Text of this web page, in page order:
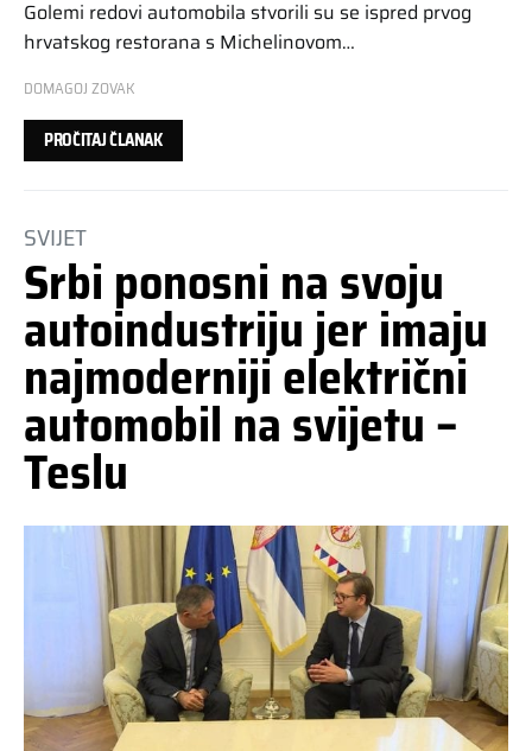
Golemi redovi automobila stvorili su se ispred prvog
hrvatskog restorana s Michelinovom…
DOMAGOJ ZOVAK
PROČITAJ ČLANAK
SVIJET
Srbi ponosni na svoju
autoindustriju jer imaju
najmoderniji električni
automobil na svijetu –
Teslu